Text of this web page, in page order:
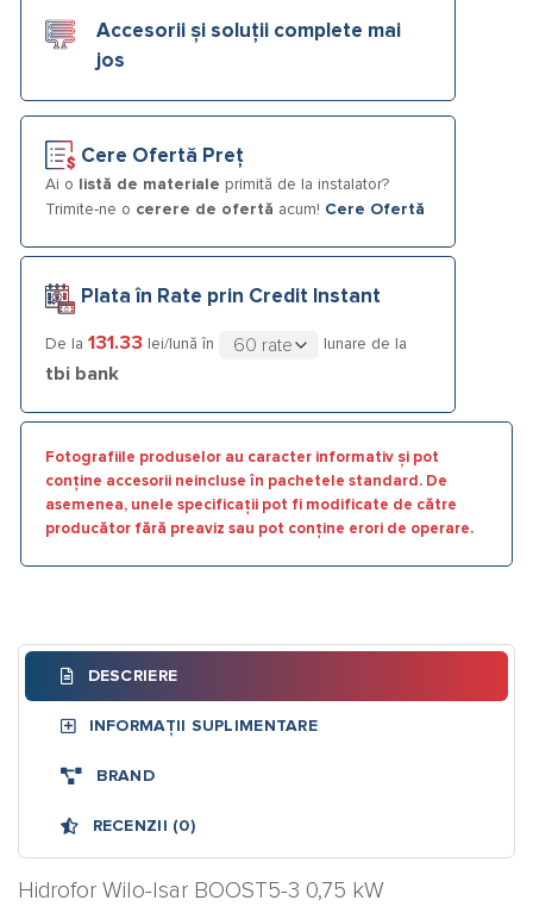
Accesorii și soluții complete mai
jos
Cere Ofertă Preț
Ai o listă de materiale primită de la instalator?
Trimite-ne o cerere de ofertă acum! Cere Ofertă
Plata în Rate prin Credit Instant
De la 131.33 lei/lună în lunare de la
tbi bank
Fotografiile produselor au caracter informativ și pot
conține accesorii neincluse în pachetele standard. De
asemenea, unele specificații pot fi modificate de către
producător fără preaviz sau pot conține erori de operare.
DESCRIERE
INFORMAȚII SUPLIMENTARE
BRAND
RECENZII (0)
Hidrofor Wilo-Isar BOOST5-3 0,75 kW